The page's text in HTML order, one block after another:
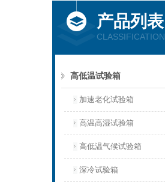
产品列表
CLASSIFICATION
高低温试验箱
加速老化试验箱
高温高湿试验箱
高低温气候试验箱
深冷试验箱